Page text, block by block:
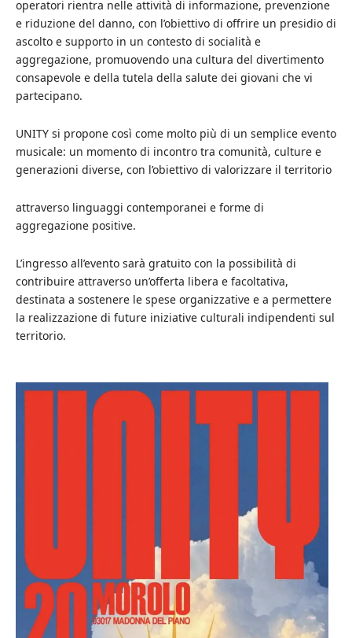
operatori rientra nelle attività di informazione, prevenzione
e riduzione del danno, con l’obiettivo di offrire un presidio di
ascolto e supporto in un contesto di socialità e
aggregazione, promuovendo una cultura del divertimento
consapevole e della tutela della salute dei giovani che vi
partecipano.
UNITY si propone così come molto più di un semplice evento
musicale: un momento di incontro tra comunità, culture e
generazioni diverse, con l’obiettivo di valorizzare il territorio
attraverso linguaggi contemporanei e forme di
aggregazione positive.
L’ingresso all’evento sarà gratuito con la possibilità di
contribuire attraverso un’offerta libera e facoltativa,
destinata a sostenere le spese organizzative e a permettere
la realizzazione di future iniziative culturali indipendenti sul
territorio.